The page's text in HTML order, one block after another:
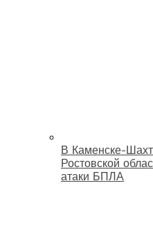
В Каменске-
Ростовской
атаки БПЛА